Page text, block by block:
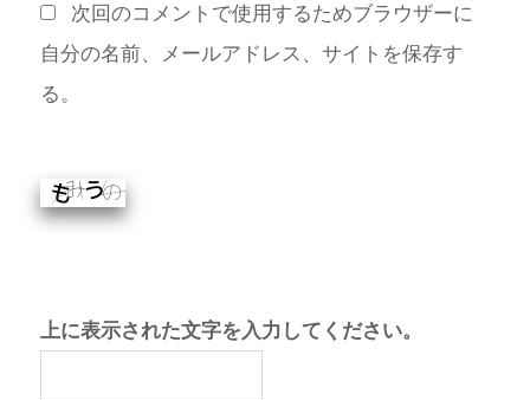
次回のコメントで使用するためブラウザーに
自分の名前、メールアドレス、サイトを保存す
る。
上に表示された文字を入力してください。